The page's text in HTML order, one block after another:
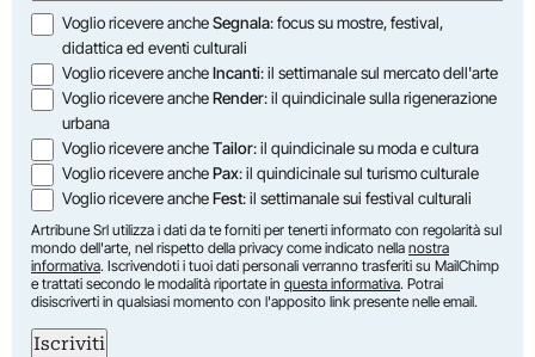
Opzioni
Voglio ricevere ancheSegnala: focus su mostre, festival,
didattica ed eventi culturali
Voglio ricevere ancheIncanti: il settimanale sul mercato dell'arte
Voglio ricevere ancheRender: il quindicinale sulla rigenerazione
urbana
Voglio ricevere ancheTailor: il quindicinale su moda e cultura
Voglio ricevere anchePax: il quindicinale sul turismo culturale
Voglio ricevere ancheFest: il settimanale sui festival culturali
Artribune Srl utilizza i dati da te forniti per tenerti informato con regolarità sul
mondo dell'arte, nel rispetto della privacy come indicato nella nostra
informativa. Iscrivendoti i tuoi dati personali verranno trasferiti su MailChimp
e trattati secondo le modalità riportate in questa informativa. Potrai
disiscriverti in qualsiasi momento con l'apposito link presente nelle email.
Iscriviti